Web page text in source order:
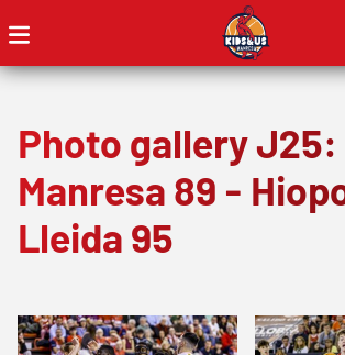
Photo gallery J25:
Manresa 89 -
Lleida 95